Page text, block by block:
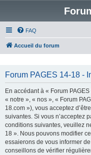
FAQ
Accueil du forum
Forum PAGES 14-18 -
En accédant à « Forum
« notre », « nos », « Forum
18.com »), vous acceptez
suivantes. Si vous n’acceptez
conditions suivantes, veuillez
18 ». Nous pouvons modifier
essaierons de vous informer
conseillons de vérifier